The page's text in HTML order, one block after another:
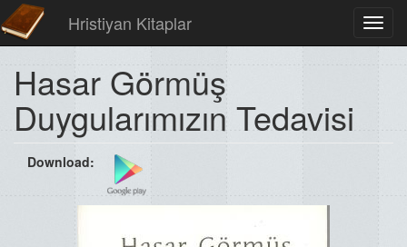
Hristiyan Kitaplar
Hasar Görmüş
Duygularımızın Tedavisi
Download: